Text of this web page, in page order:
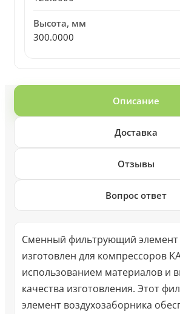
Высота, мм
300.0000
Описание
Доставка
Отзывы
Вопрос ответ
Сменный фильтрующий элемент
изготовлен для компрессоров
использованием материалов и
качества изготовления. Этот
элемент воздухозаборника